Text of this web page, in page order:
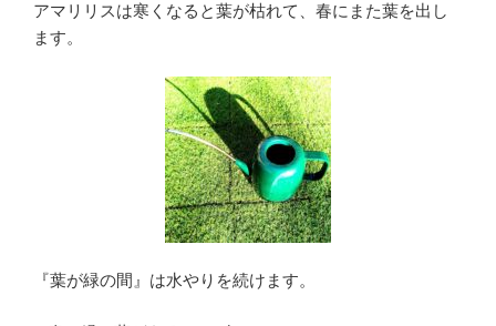
アマリリスは寒くなると葉が枯れて、春にまた葉を出し
ます。
『葉が緑の間』は水やりを続けます。